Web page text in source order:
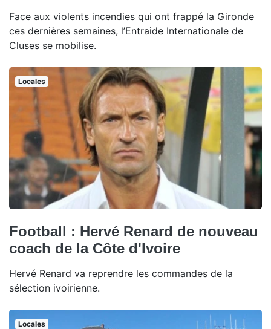
Face aux violents incendies qui ont frappé la Gironde
ces dernières semaines, l’Entraide Internationale de
Cluses se mobilise.
Locales
Football : Hervé Renard de nouveau
coach de la Côte d'Ivoire
Hervé Renard va reprendre les commandes de la
sélection ivoirienne.
Locales